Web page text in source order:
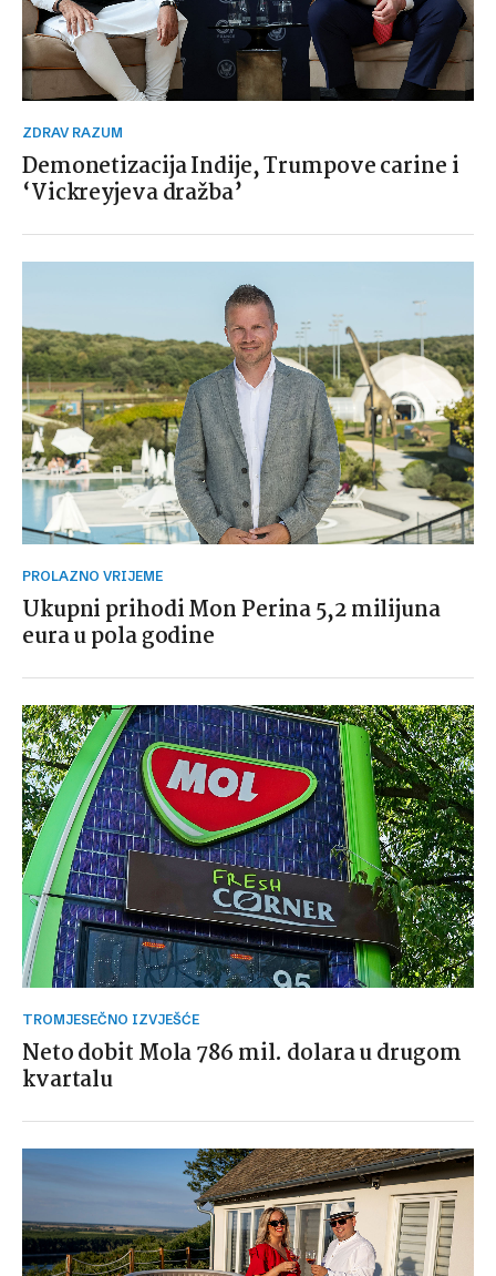
ZDRAV RAZUM
Demonetizacija Indije, Trumpove carine i
‘Vickreyjeva dražba’
PROLAZNO VRIJEME
Ukupni prihodi Mon Perina 5,2 milijuna
eura u pola godine
TROMJESEČNO IZVJEŠĆE
Neto dobit Mola 786 mil. dolara u drugom
kvartalu